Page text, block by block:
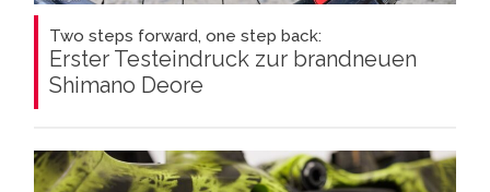
Two steps forward, one step back:
Erster Testeindruck zur brandneuen
Shimano Deore